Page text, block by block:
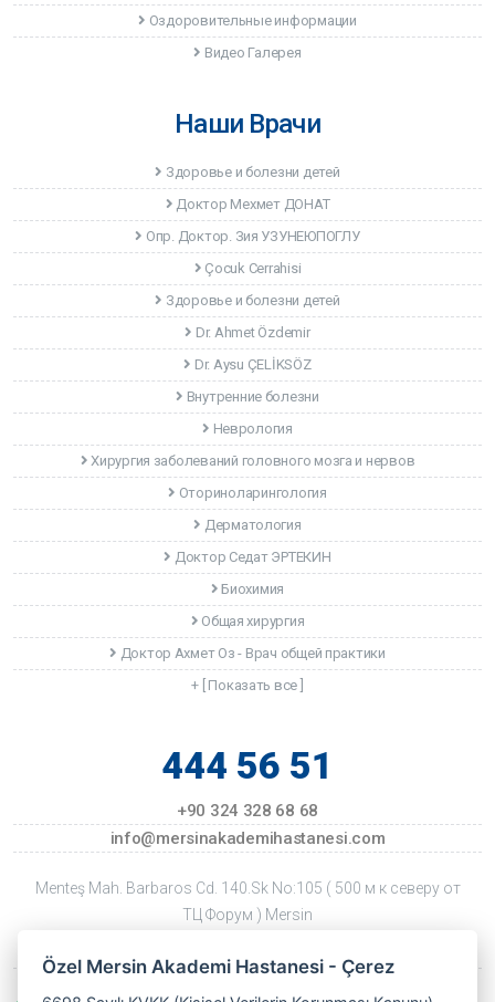
Оздоровительные информации
Видео Галерея
Наши Врачи
Здоровье и болезни детей
Доктор Мехмет ДОНАТ
Опр. Доктор. Зия УЗУНЕЮПОГЛУ
Çocuk Cerrahisi
Здоровье и болезни детей
Dr. Ahmet Özdemir
Dr. Aysu ÇELİKSÖZ
Внутренние болезни
Неврология
Хирургия заболеваний головного мозга и нервов
Оториноларингология
Дерматология
Доктор Седат ЭРТЕКИН
Биохимия
Общая хирургия
Доктор Ахмет Оз - Врач общей практики
+ [ Показать все ]
444 56 51
+90 324 328 68 68
info@mersinakademihastanesi.com
Menteş Mah. Barbaros Cd. 140.Sk No:105 ( 500 м к северу от
ТЦ Форум ) Mersin
Дата последнего обновления: 22 Temmuz 2026 Çarşamba
Özel Mersin Akademi Hastanesi - Çerez